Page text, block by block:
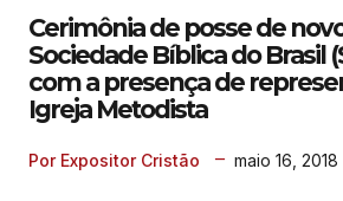
Cerimônia de posse de
Sociedade Bíblica do Brasil
com a presença de
Igreja Metodista
Por Expositor Cristão maio 16, 2018